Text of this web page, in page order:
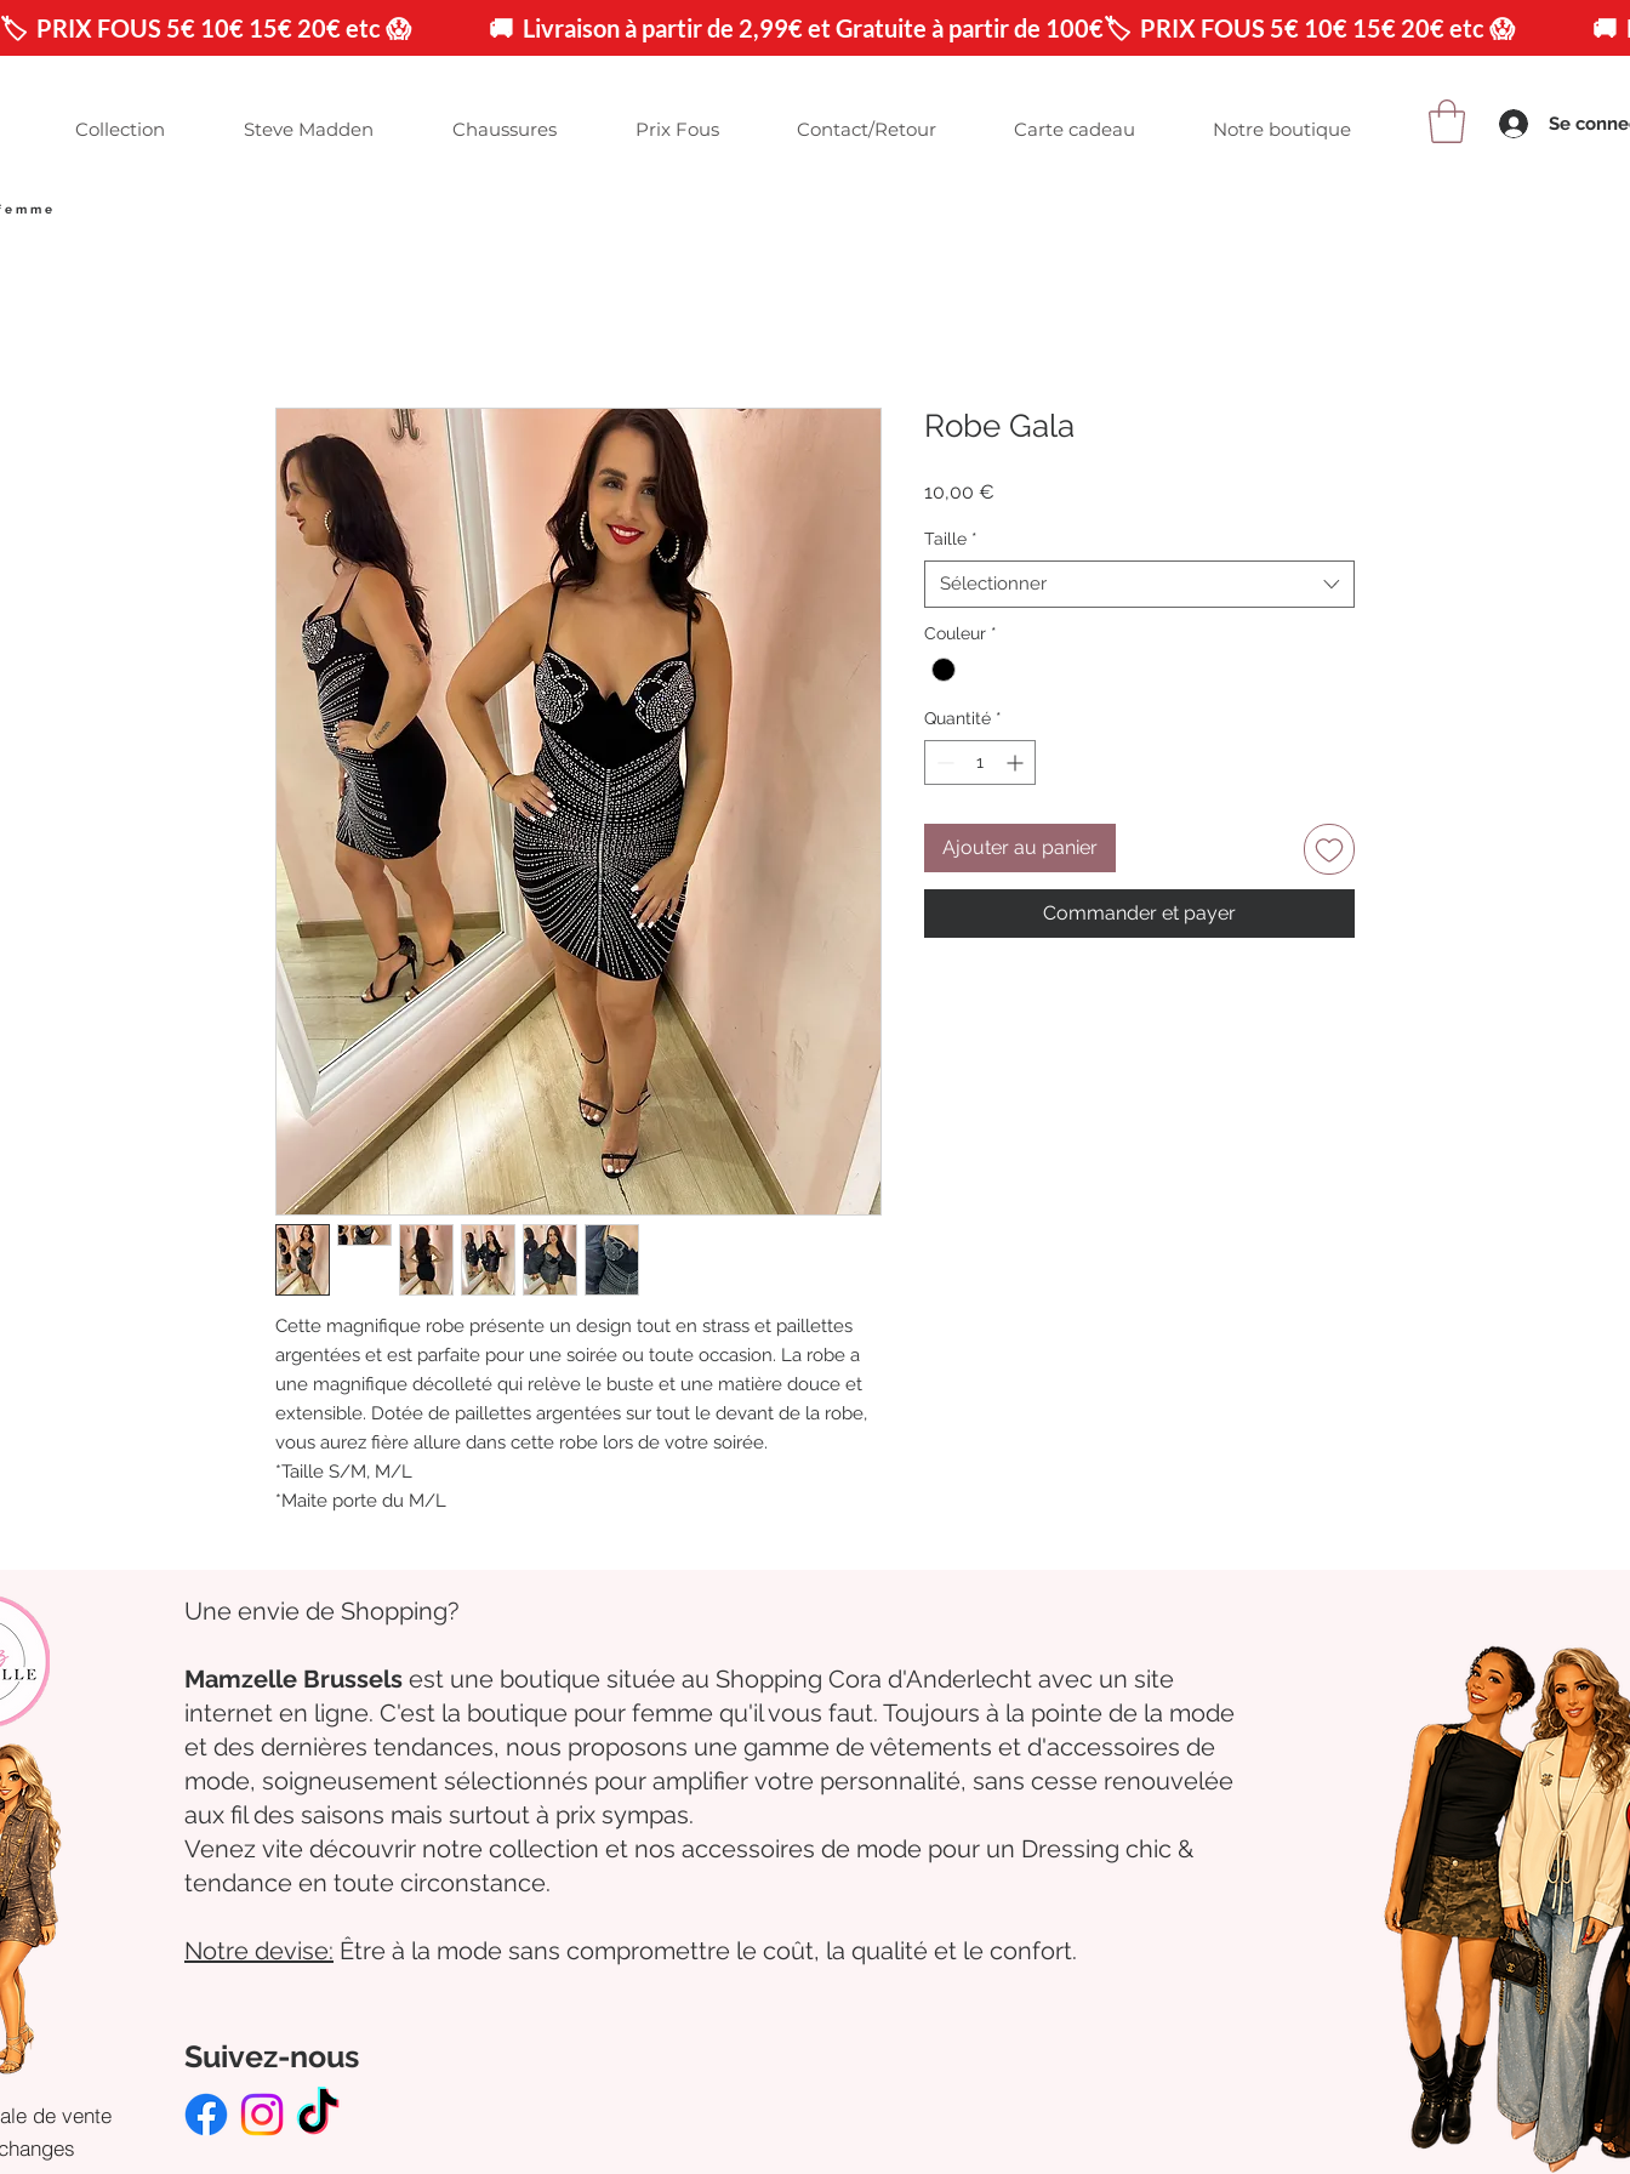
🏷️  PRIX FOUS 5€ 10€ 15€ 20€ etc 😱                🚚  Livraison à partir de 2,99€ et Gratuite à partir de 100€
Collection Steve Madden Chaussures Prix Fous Contact/Retour Carte cadeau Notre boutique Se
Cette magnifique robe présente un design tout en strass et paillettes
argentées et est parfaite pour une soirée ou toute occasion. La robe a
une magnifique décolleté qui relève le buste et une matière douce et
extensible. Dotée de paillettes argentées sur tout le devant de la robe,
vous aurez fière allure dans cette robe lors de votre soirée.
*Taille S/M, M/L
*Maite porte du M/L
Robe Gala
10,00 €
Taille *
Sélectionner
Couleur *
Quantité *
Ajouter au panier
Commander et payer
de vente
Une envie de Shopping?
Mamzelle Brussels est une boutique située au Shopping Cora d'Anderlecht avec un site
internet en ligne. C'est la boutique pour femme qu'il vous faut. Toujours à la pointe de la mode
et des dernières tendances, nous proposons une gamme de vêtements et d'accessoires de
mode, soigneusement sélectionnés pour amplifier votre personnalité, sans cesse renouvelée
aux fil des saisons mais surtout à prix sympas.
Venez vite découvrir notre collection et nos accessoires de mode pour un Dressing chic &
tendance en toute circonstance.
Notre devise: Être à la mode sans compromettre le coût, la qualité et le confort.
Suivez-nous